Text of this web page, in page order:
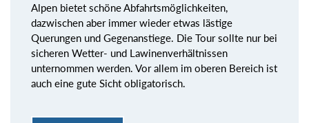
Alpen bietet schöne Abfahrtsmöglichkeiten,
dazwischen aber immer wieder etwas lästige
Querungen und Gegenanstiege. Die Tour sollte nur bei
sicheren Wetter- und Lawinenverhältnissen
unternommen werden. Vor allem im oberen Bereich ist
auch eine gute Sicht obligatorisch.